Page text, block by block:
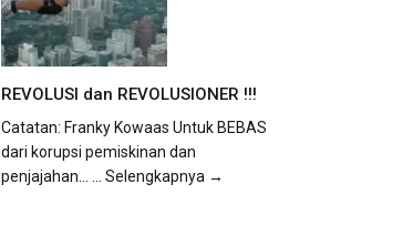
REVOLUSI dan REVOLUSIONER !!!
Catatan: Franky Kowaas Untuk BEBAS
dari korupsi pemiskinan dan
penjajahan...
... Selengkapnya →